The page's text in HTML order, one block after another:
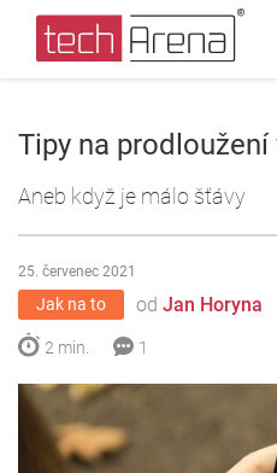
Tipy na
Aneb když je málo šťávy
Jak na to od Jan Horyna
25. červenec 2021
2 min. 1